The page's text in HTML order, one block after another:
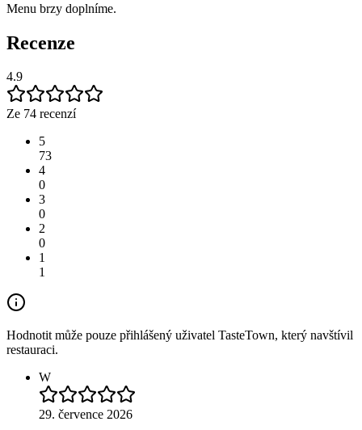
Menu brzy doplníme.
Recenze
4.9
Ze 74 recenzí
5
73
4
0
3
0
2
0
1
1
Hodnotit může pouze přihlášený uživatel TasteTown, který navštívil
restauraci.
W
29. července 2026